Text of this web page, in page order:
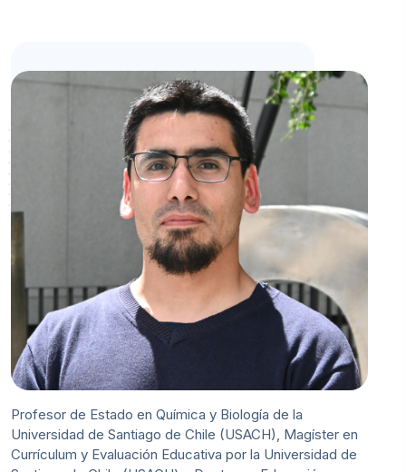
Profesor de Estado en Química y Biología de la
Universidad de Santiago de Chile (USACH), Magíster en
Currículum y Evaluación Educativa por la Universidad de